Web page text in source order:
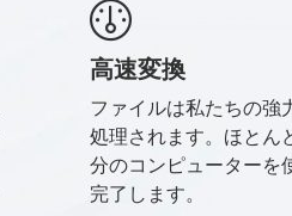
高速変換
ファイルは私たちの強
処理されます。ほとん
分のコンピューターを
完了します。